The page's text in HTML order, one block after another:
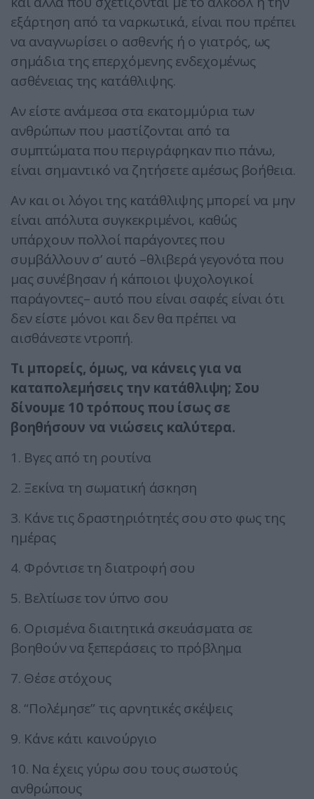
εξάρτηση από τα ναρκωτικά, είναι που πρέπει
να αναγνωρίσει ο ασθενής ή ο γιατρός, ως
σημάδια της επερχόμενης ενδεχομένως
ασθένειας της κατάθλιψης.
Αν είστε ανάμεσα στα εκατομμύρια των
ανθρώπων που μαστίζονται από τα
συμπτώματα που περιγράφηκαν πιο πάνω,
είναι σημαντικό να ζητήσετε αμέσως βοήθεια.
Αν και οι λόγοι της κατάθλιψης μπορεί να μην
είναι απόλυτα συγκεκριμένοι, καθώς
υπάρχουν πολλοί παράγοντες που
συμβάλλουν σ’ αυτό –θλιβερά γεγονότα που
μας συνέβησαν ή κάποιοι ψυχολογικοί
παράγοντες– αυτό που είναι σαφές είναι ότι
δεν είστε μόνοι και δεν θα πρέπει να
αισθάνεστε ντροπή.
Τι μπορείς, όμως, να κάνεις για να
καταπολεμήσεις την κατάθλιψη; Σου
δίνουμε 10 τρόπους που ίσως σε
βοηθήσουν να νιώσεις καλύτερα.
1. Βγες από τη ρουτίνα
2. Ξεκίνα τη σωματική άσκηση
3. Κάνε τις δραστηριότητές σου στο φως της
ημέρας
4. Φρόντισε τη διατροφή σου
5. Βελτίωσε τον ύπνο σου
6. Ορισμένα διαιτητικά σκευάσματα σε
βοηθούν να ξεπεράσεις το πρόβλημα
7. Θέσε στόχους
8. “Πολέμησε” τις αρνητικές σκέψεις
9. Κάνε κάτι καινούργιο
10. Να έχεις γύρω σου τους σωστούς
ανθρώπους